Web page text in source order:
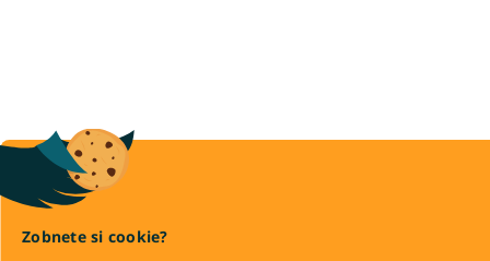
Zobnete si cookie?